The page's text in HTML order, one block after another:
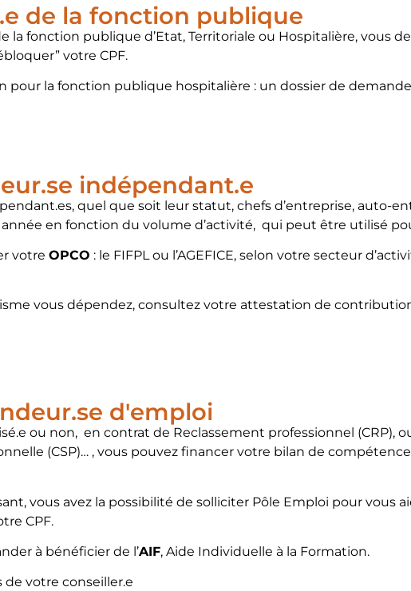
de la fonction publique
la fonction publique d’Etat, Territoriale ou Hospitalière, vous
votre CPF.
pour la fonction publique hospitalière : un dossier de
indépendant.e
quel que soit leur statut, chefs d’entreprise, auto-
année en fonction du volume d’activité, qui peut être utilisé
votre OPCO : le FIFPL ou l’AGEFICE, selon votre secteur
vous dépendez, consultez votre attestation de
d'emploi
ou non, en contrat de Reclassement professionnel (CRP),
(CSP)… , vous pouvez financer votre bilan de
vous avez la possibilité de solliciter Pôle Emploi pour vous
CPF.
à bénéficier de l’AIF, Aide Individuelle à la Formation.
de votre conseiller.e